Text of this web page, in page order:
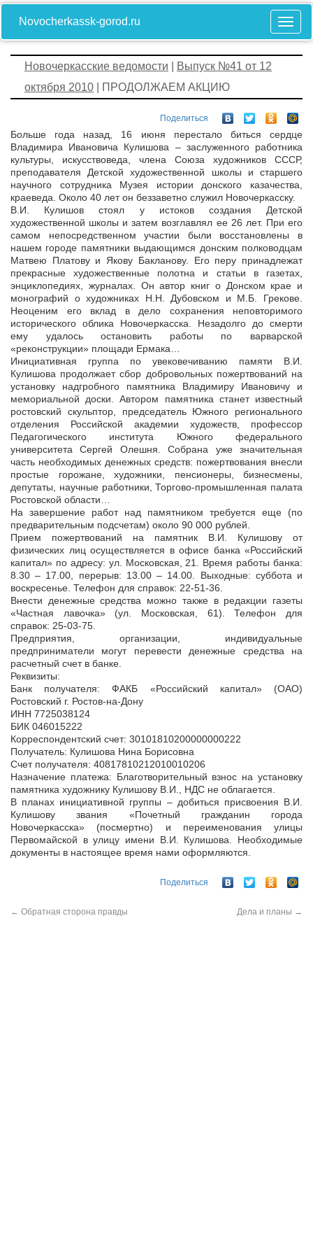
Novocherkassk-gorod.ru
Новочеркасские ведомости
Выпуск №41 от 12
октября 2010 | ПРОДОЛЖАЕМ АКЦИЮ
Поделиться
Больше года назад, 16 июня перестало биться сердце
Владимира Ивановича Кулишова – заслуженного работника
культуры, искусствоведа, члена Союза художников СССР,
преподавателя Детской художественной школы и старшего
научного сотрудника Музея истории донского казачества,
краеведа. Около 40 лет он беззаветно служил Новочеркасску.
В.И. Кулишов стоял у истоков создания Детской
художественной школы и затем возглавлял ее 26 лет. При его
самом непосредственном участии были восстановлены в
нашем городе памятники выдающимся донским полководцам
Матвею Платову и Якову Бакланову. Его перу принадлежат
прекрасные художественные полотна и статьи в газетах,
энциклопедиях, журналах. Он автор книг о Донском крае и
монографий о художниках Н.Н. Дубовском и М.Б. Грекове.
Неоценим его вклад в дело сохранения неповторимого
исторического облика Новочеркасска. Незадолго до смерти
ему удалось остановить работы по варварской
«реконструкции» площади Ермака…
Инициативная группа по увековечиванию памяти В.И.
Кулишова продолжает сбор добровольных пожертвований на
установку надгробного памятника Владимиру Ивановичу и
мемориальной доски. Автором памятника станет известный
ростовский скульптор, председатель Южного регионального
отделения Российской академии художеств, профессор
Педагогического института Южного федерального
университета Сергей Олешня. Собрана уже значительная
часть необходимых денежных средств: пожертвования внесли
простые горожане, художники, пенсионеры, бизнесмены,
депутаты, научные работники, Торгово-промышленная палата
Ростовской области…
На завершение работ над памятником требуется еще (по
предварительным подсчетам) около 90 000 рублей.
Прием пожертвований на памятник В.И. Кулишову от
физических лиц осуществляется в офисе банка «Российский
капитал» по адресу: ул. Московская, 21. Время работы банка:
8.30 – 17.00, перерыв: 13.00 – 14.00. Выходные: суббота и
воскресенье. Телефон для справок: 22-51-36.
Внести денежные средства можно также в редакции газеты
«Частная лавочка» (ул. Московская, 61). Телефон для
справок: 25-03-75.
Предприятия, организации, индивидуальные
предприниматели могут перевести денежные средства на
расчетный счет в банке.
Реквизиты:
Банк получателя: ФАКБ «Российский капитал» (ОАО)
Ростовский г. Ростов-на-Дону
ИНН 7725038124
БИК 046015222
Корреспондентский счет: 30101810200000000222
Получатель: Кулишова Нина Борисовна
Счет получателя: 40817810212010010206
Назначение платежа: Благотворительный взнос на установку
памятника художнику Кулишову В.И., НДС не облагается.
В планах инициативной группы – добиться присвоения В.И.
Кулишову звания «Почетный гражданин города
Новочеркасска» (посмертно) и переименования улицы
Первомайской в улицу имени В.И. Кулишова. Необходимые
документы в настоящее время нами оформляются.
Поделиться
← Обратная сторона правды Дела и планы →